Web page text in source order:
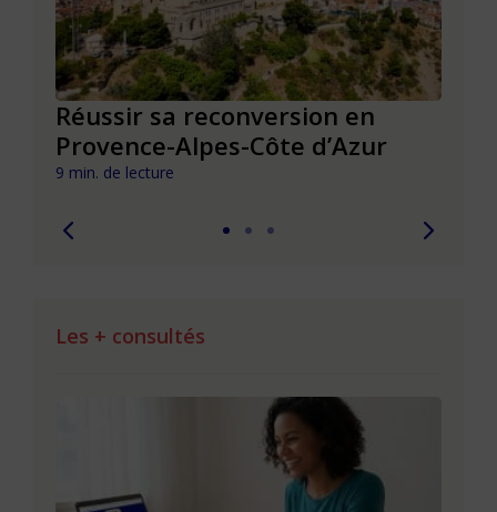
Réussir sa reconversion en
Provence-Alpes-Côte d’Azur
9 min. de lecture
Les + consultés